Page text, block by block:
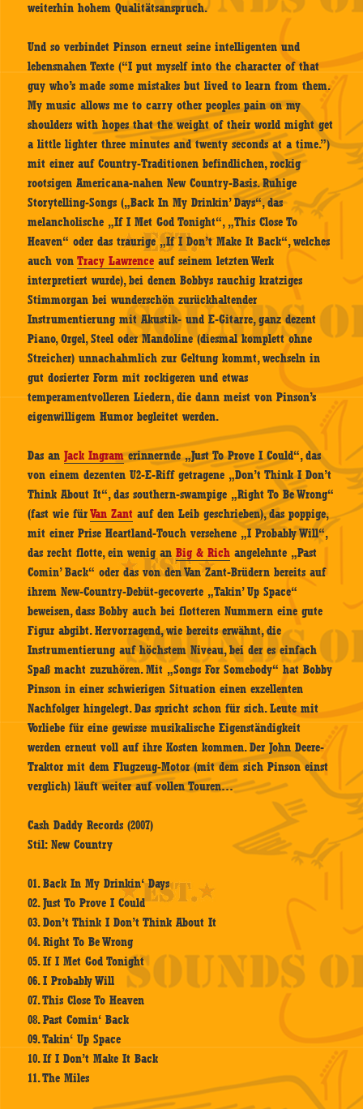
weiterhin hohem Qualitätsanspruch.
Und so verbindet Pinson erneut seine intelligenten und
lebensnahen Texte (“I put myself into the character of that
guy who’s made some mistakes but lived to learn from them.
My music allows me to carry other peoples pain on my
shoulders with hopes that the weight of their world might get
a little lighter three minutes and twenty seconds at a time.”)
mit einer auf Country-Traditionen befindlichen, rockig
rootsigen Americana-nahen New Country-Basis. Ruhige
Storytelling-Songs („Back In My Drinkin’ Days“, das
melancholische „If I Met God Tonight“, „This Close To
Heaven“ oder das traurige „If I Don’t Make It Back“, welches
auch vonTracy Lawrence auf seinem letzten Werk
interpretiert wurde), bei denen Bobbys rauchig kratziges
Stimmorgan bei wunderschön zurückhaltender
Instrumentierung mit Akustik- und E-Gitarre, ganz dezent
Piano, Orgel, Steel oder Mandoline (diesmal komplett ohne
Streicher) unnachahmlich zur Geltung kommt, wechseln in
gut dosierter Form mit rockigeren und etwas
temperamentvolleren Liedern, die dann meist von Pinson’s
eigenwilligem Humor begleitet werden.
Das anJack Ingramerinnernde „Just To Prove I Could“, das
von einem dezenten U2-E-Riff getragene „Don’t Think I Don’t
Think About It“, das southern-swampige „Right To Be Wrong“
(fast wie fürVan Zant auf den Leib geschrieben), das poppige,
mit einer Prise Heartland-Touch versehene „I Probably Will“,
das recht flotte, ein wenig anBig & Rich angelehnte „Past
Comin’ Back“ oder das von den Van Zant-Brüdern bereits auf
ihrem New-Country-Debüt-gecoverte „Takin’ Up Space“
beweisen, dass Bobby auch bei flotteren Nummern eine gute
Figur abgibt. Hervorragend, wie bereits erwähnt, die
Instrumentierung auf höchstem Niveau, bei der es einfach
Spaß macht zuzuhören. Mit „Songs For Somebody“ hat Bobby
Pinson in einer schwierigen Situation einen exzellenten
Nachfolger hingelegt. Das spricht schon für sich. Leute mit
Vorliebe für eine gewisse musikalische Eigenständigkeit
werden erneut voll auf ihre Kosten kommen. Der John Deere-
Traktor mit dem Flugzeug-Motor (mit dem sich Pinson einst
verglich) läuft weiter auf vollen Touren…
Cash Daddy Records (2007)
Stil: New Country
01. Back In My Drinkin‘ Days
02. Just To Prove I Could
03. Don’t Think I Don’t Think About It
04. Right To Be Wrong
05. If I Met God Tonight
06. I Probably Will
07. This Close To Heaven
08. Past Comin‘ Back
09. Takin‘ Up Space
10. If I Don’t Make It Back
11. The Miles